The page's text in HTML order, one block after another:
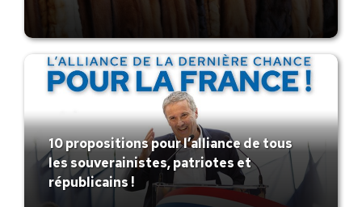
10 propositions pour l’alliance de tous
les souverainistes, patriotes et
républicains !